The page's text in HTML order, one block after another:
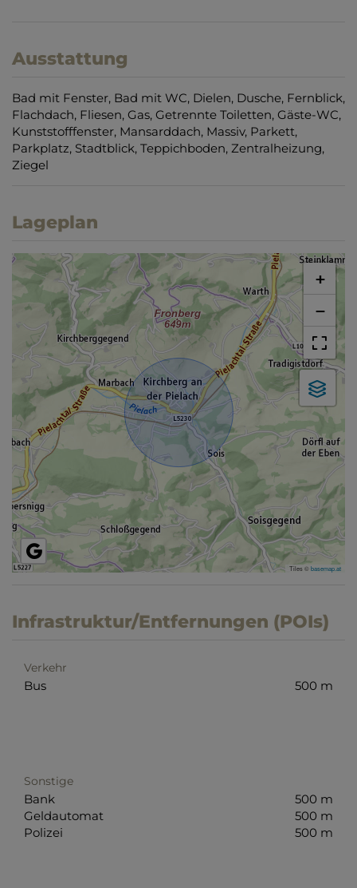
Ausstattung
Bad mit Fenster Bad mit WC Dielen Dusche Fernblick
Flachdach Fliesen Gas Getrennte Toiletten Gäste-WC
Kunststofffenster Mansarddach Massiv Parkett
Parkplatz Stadtblick Teppichboden Zentralheizung
Ziegel
Lageplan
+
−
Tiles ©basemap.at
Infrastruktur/Entfernungen (POIs)
Verkehr
Bus 500 m
Sonstige
Bank
500 m
Geldautomat
500 m
Polizei
500 m